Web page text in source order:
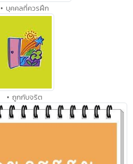
• บุคคลที่ควรฝึก
• ถูกกับจริต